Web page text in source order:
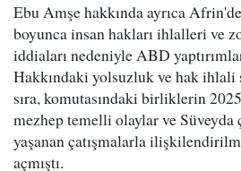
Ebu Amşe hakkında ayrıca
boyunca insan hakları ihlalleri ve
iddiaları nedeniyle ABD
Hakkındaki yolsuzluk ve hak ihlali
sıra, komutasındaki birliklerin
mezhep temelli olaylar ve
yaşanan çatışmalarla
açmıştı.